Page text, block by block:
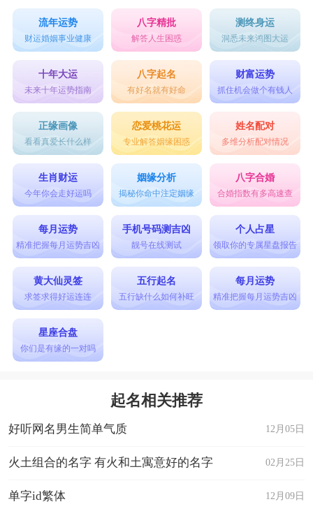
流年运势
财运婚姻事业健康
八字精批
解答人生困惑
测终身运
洞悉未来鸿图大运
十年大运
未来十年运势指南
八字起名
有好名就有好命
财富运势
抓住机会做个有钱人
正缘画像
看看真爱长什么样
恋爱桃花运
专业解答姻缘困惑
姓名配对
多维分析配对情况
生肖财运
今年你会走好运吗
姻缘分析
揭秘你命中注定姻缘
八字合婚
合婚指数有多高速查
每月运势
精准把握每月运势吉凶
手机号码测吉凶
靓号在线测试
个人占星
领取你的专属星盘报告
黄大仙灵签
求签求得好运连连
五行起名
五行缺什么如何补旺
每月运势
精准把握每月运势吉凶
星座合盘
你们是有缘的一对吗
起名相关推荐
12月05日
好听网名男生简单气质
02月25日
火土组合的名字 有火和土寓意好的名字
12月09日
单字id繁体